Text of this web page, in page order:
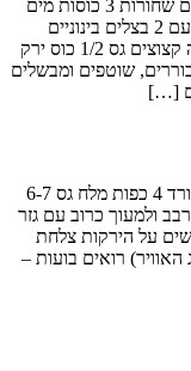
מצרכים: 1 כוס עדשים חומות 1 כוס אחת עדשים שחורות 3 כוסות מים
1/4 כפית כמון 1/4 כפית כורכום מלח ים לפי הטעם 2 בצלים בינוניים
קצוצים דק ומטוגנים חצי כוס שקדים ללא קליפה קצוצים גס 1/2 כוס ירק
שוטפים ומבשלים
[…]
מצרכים: 800 ג"ר כרוב פרוס דק 200 ג"ר גזר מגורד 4 כפות מלח גס 6-7
לערבב ולמעוך כרוב עם גזר
על הירקות צלחת
ימים (תלוי במזג האוויר) רואים בועות –